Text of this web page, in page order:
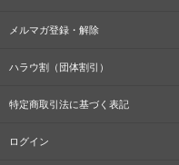
メルマガ登録・解除
ハラウ割（団体割引）
特定商取引法に基づく表記
ログイン